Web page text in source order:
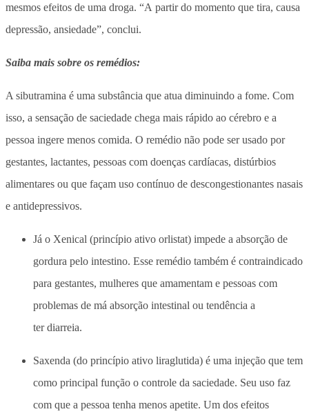
mesmos efeitos de uma droga. “A partir do momento que tira, causa
depressão, ansiedade”, conclui.
Saiba mais sobre os remédios:
A sibutramina é uma substância que atua diminuindo a fome. Com
isso, a sensação de saciedade chega mais rápido ao cérebro e a
pessoa ingere menos comida. O remédio não pode ser usado por
gestantes, lactantes, pessoas com doenças cardíacas, distúrbios
alimentares ou que façam uso contínuo de descongestionantes nasais
e antidepressivos.
Já o Xenical (princípio ativo orlistat) impede a absorção de
gordura pelo intestino. Esse remédio também é contraindicado
para gestantes, mulheres que amamentam e pessoas com
problemas de má absorção intestinal ou tendência a
ter diarreia.
Saxenda (do princípio ativo liraglutida) é uma injeção que tem
como principal função o controle da saciedade. Seu uso faz
com que a pessoa tenha menos apetite. Um dos efeitos